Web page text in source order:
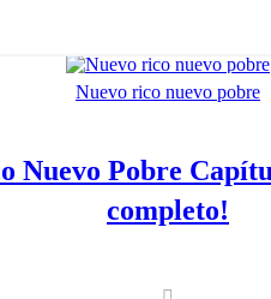
Nuevo rico nuevo pobre
Nuevo Pobre
completo!